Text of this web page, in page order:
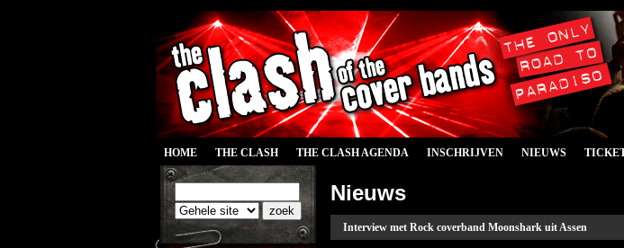
HOME THE CLASH THE CLASH AGENDA INSCHRIJVEN NIEUWS
Nieuws
Interview met Rock coverband Moonshark uit Assen